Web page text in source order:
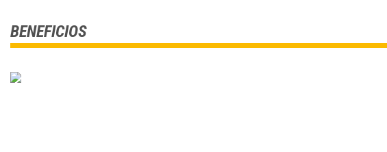
BENEFICIOS